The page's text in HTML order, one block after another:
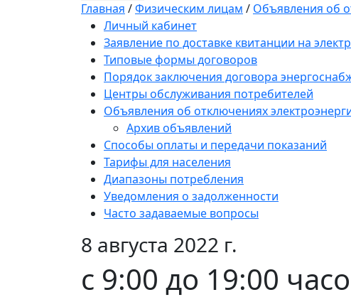
Главная /Физическим лицам / Объявления об
Личный кабинет
Заявление по доставке квитанции на
Типовые формы договоров
Порядок заключения договора
Центры обслуживания потребителей
Объявления об отключениях
Архив объявлений
Способы оплаты и передачи показаний
Тарифы для населения
Диапазоны потребления
Уведомления о задолженности
Часто задаваемые вопросы
8 августа 2022 г.
с 9:00 до 19:00